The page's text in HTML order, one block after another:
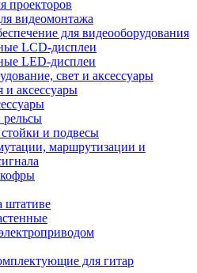
проекторов
видеомонтажа
для видеооборудования
LCD-дисплеи
LED-дисплеи
свет и аксессуары
и аксессуары
и подвесы
маршрутизации и
штативе
для гитар